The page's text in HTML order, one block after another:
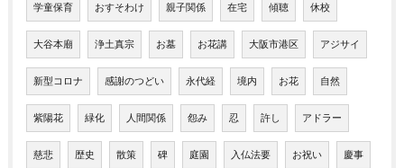
学童保育 おすそわけ 親子関係 在宅 傾聴 休校
大谷本廟 浄土真宗 お墓 お花講 大阪市港区 アジサイ
新型コロナ 感謝のつどい 永代経 境内 お花 自然
紫陽花 緑化 人間関係 怨み 忍 許し アドラー
慈悲 歴史 散策 碑 庭園 入仏法要 お祝い 慶事